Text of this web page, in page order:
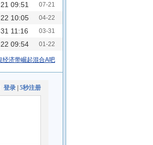
09:51 07-21
10:05 04-22
11:16 03-31
09:54 01-22
经济带崛起混合A吧